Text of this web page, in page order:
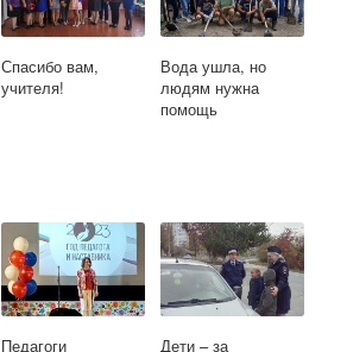
Спасибо вам,
учителя!
Вода ушла, но
людям нужна
помощь
Педагоги
Дети – за